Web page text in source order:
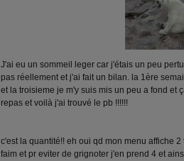
J'ai eu un sommeil leger car j'étais un peu
pas réellement et j'ai fait un bilan. la 1ère
et la troisieme je m'y suis mis un peu a fond et
repas et voilà j'ai trouvé le pb !!!!!!
c'est la quantité!! eh oui qd mon menu affiche
faim et pr eviter de grignoter j'en prend 4 et